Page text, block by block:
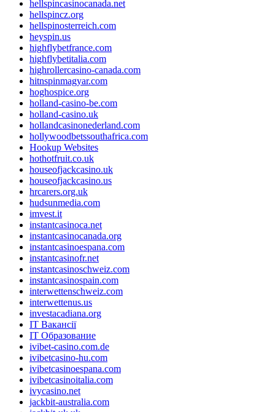
hellspincasinocanada.net
hellspincz.org
hellspinosterreich.com
heyspin.us
highflybetfrance.com
highflybetitalia.com
highrollercasino-canada.com
hitnspinmagyar.com
hoghospice.org
holland-casino-be.com
holland-casino.uk
hollandcasinonederland.com
hollywoodbetssouthafrica.com
Hookup Websites
hothotfruit.co.uk
houseofjackcasino.uk
houseofjackcasino.us
hrcarers.org.uk
hudsunmedia.com
imvest.it
instantcasinoca.net
instantcasinocanada.org
instantcasinoespana.com
instantcasinofr.net
instantcasinoschweiz.com
instantcasinospain.com
interwettenschweiz.com
interwettenus.us
investacadiana.org
IT Вакансії
IT Образование
ivibet-casino.com.de
ivibetcasino-hu.com
ivibetcasinoespana.com
ivibetcasinoitalia.com
ivycasino.net
jackbit-australia.com